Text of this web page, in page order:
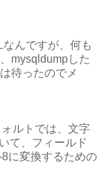
んですが、何も
mysqldumpした
待ったのでメ
ルトでは、文字
て、フィールド
に変換するための